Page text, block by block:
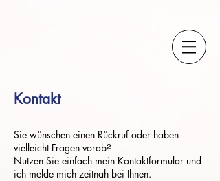
Kontakt
Sie wünschen einen Rückruf oder haben
vielleicht Fragen vorab?
Nutzen Sie einfach mein Kontaktformular und
ich melde mich zeitnah bei Ihnen.